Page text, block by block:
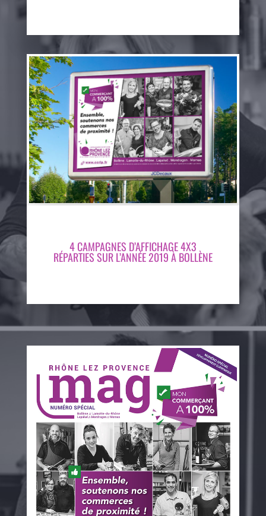
4 CAMPAGNES D’AFFICHAGE 4X3
RÉPARTIES SUR L’ANNÉE 2019 À BOLLÈNE